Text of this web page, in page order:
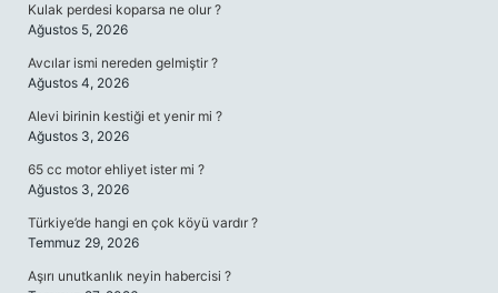
Kulak perdesi koparsa ne olur ?
Ağustos 5, 2026
Avcılar ismi nereden gelmiştir ?
Ağustos 4, 2026
Alevi birinin kestiği et yenir mi ?
Ağustos 3, 2026
65 cc motor ehliyet ister mi ?
Ağustos 3, 2026
Türkiye’de hangi en çok köyü vardır ?
Temmuz 29, 2026
Aşırı unutkanlık neyin habercisi ?